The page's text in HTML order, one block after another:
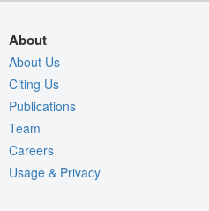
Density
Quality Assessment
Export Models
Export Animation
About
About Us
Citing Us
Publications
Team
Careers
Usage & Privacy